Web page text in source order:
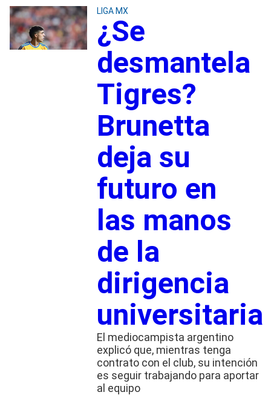
LIGA MX
¿Se
desmantela
Tigres?
Brunetta
deja su
futuro en
las manos
de la
dirigencia
universitaria
El mediocampista argentino
explicó que, mientras tenga
contrato con el club, su intención
es seguir trabajando para aportar
al equipo